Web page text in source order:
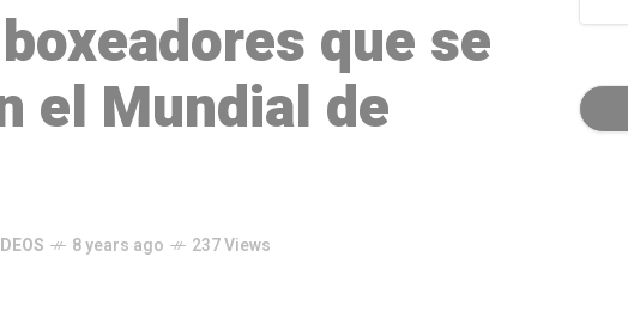
que se
el Mundial de
8 years ago 237 Views